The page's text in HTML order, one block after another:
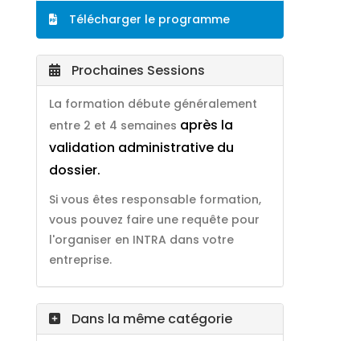
Télécharger le programme
Prochaines Sessions
La formation débute généralement
entre 2 et 4 semaines après la
validation administrative du
dossier.
Si vous êtes responsable formation,
vous pouvez faire une requête pour
l'organiser en INTRA dans votre
entreprise.
Dans la même catégorie